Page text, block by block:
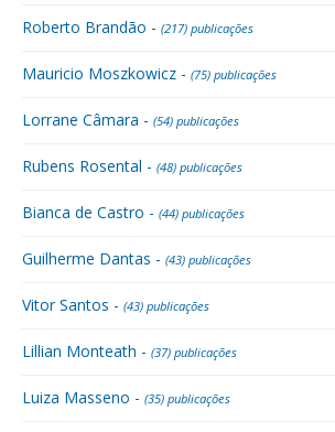
Roberto Brandão - (217) publicações
Mauricio Moszkowicz - (75) publicações
Lorrane Câmara - (54) publicações
Rubens Rosental - (48) publicações
Bianca de Castro - (44) publicações
Guilherme Dantas - (43) publicações
Vitor Santos - (43) publicações
Lillian Monteath - (37) publicações
Luiza Masseno - (35) publicações